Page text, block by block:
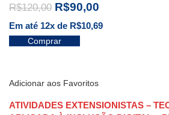
R$120,00 R$90,00
Em até 12x de R$10,69
Comprar
Adicionar aos Favoritos
ATIVIDADES EXTENSIONISTAS –